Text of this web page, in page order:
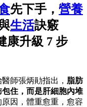
先下手， 營養
生活訣竅
康升級 7 步
師張炳勛指出， 脂肪
住，而是肝細胞內堆
因，體重愈重，愈容